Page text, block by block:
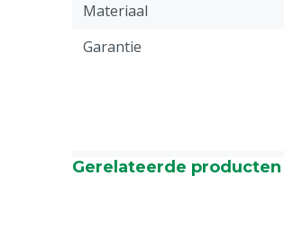
Materiaal
Garantie
Type stalverwarming
Gerelateerde producten